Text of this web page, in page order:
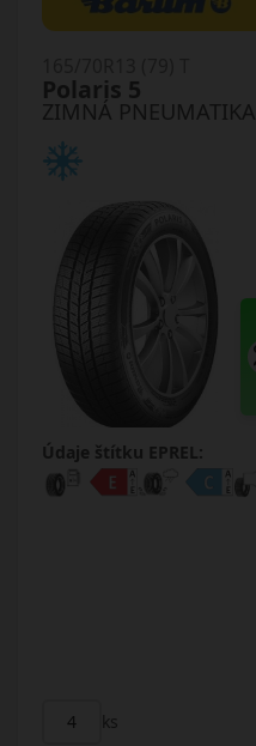
ZIMNÁ PNEUMATIKA
Polaris 5
Údaje štítku EPREL:
ks